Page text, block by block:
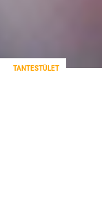
TANTESTÜLET